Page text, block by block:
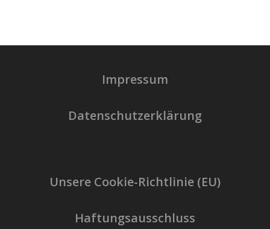
Impressum
Datenschutzerklärung
Unsere Cookie-Richtlinie (EU)
Haftungsausschluss